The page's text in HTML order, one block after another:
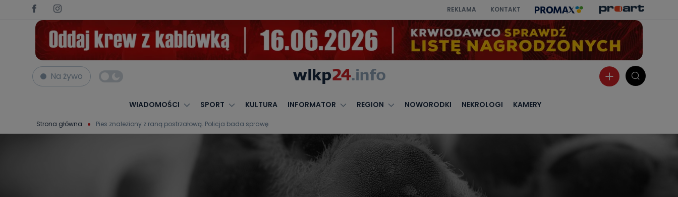
REKLAMA KONTAKT
Na żywo
WIADOMOŚCI SPORT KULTURA INFORMATOR REGION NOWORODKI NEKROLOGI KAMERY
Strona główna Pies znaleziony z raną postrzałową. Policja bada sprawę